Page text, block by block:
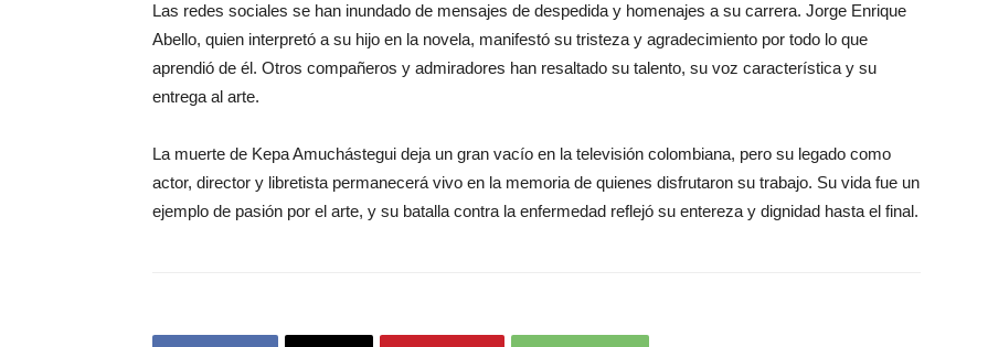
Las redes sociales se han inundado de mensajes de despedida y homenajes a su carrera. Jorge Enrique
Abello, quien interpretó a su hijo en la novela, manifestó su tristeza y agradecimiento por todo lo que
aprendió de él. Otros compañeros y admiradores han resaltado su talento, su voz característica y su
entrega al arte.
La muerte de Kepa Amuchástegui deja un gran vacío en la televisión colombiana, pero su legado como
actor, director y libretista permanecerá vivo en la memoria de quienes disfrutaron su trabajo. Su vida fue un
ejemplo de pasión por el arte, y su batalla contra la enfermedad reflejó su entereza y dignidad hasta el final.